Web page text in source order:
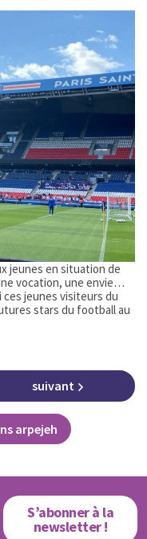
jeunes en situation de
vocation, une envie…
ces jeunes visiteurs du
stars du football au
arpejeh
suivant
S’abonner à la
newsletter !